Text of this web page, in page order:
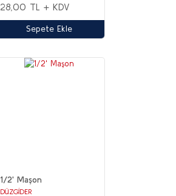
28,00 TL + KDV
Sepete Ekle
1/2' Maşon
DÜZGİDER